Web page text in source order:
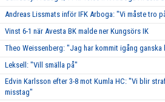
Andreas Lissmats inför IFK Arboga: "Vi måste tro
Vinst 6-1 när Avesta BK malde ner Kungsörs IK
Theo Weissenberg: "Jag har kommit igång ganska
Leksell: "Vill smälla på"
Edvin Karlsson efter 3-8 mot Kumla HC: "Vi blir
misstag"